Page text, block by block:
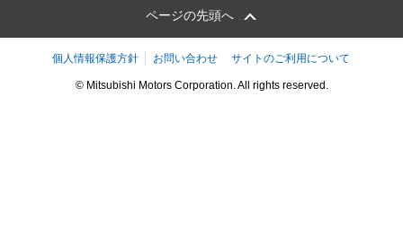
ページの先頭へ
個人情報保護方針 お問い合わせ サイトのご利用について
© Mitsubishi Motors Corporation. All rights reserved.